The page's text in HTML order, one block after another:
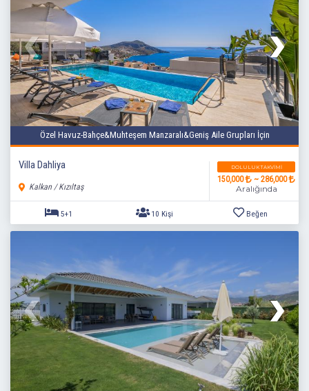
5+1 Beğen
3+1 6 Kişi Beğen
Özel Havuz-Bahçe&Muhteşem Manzaralı&Geniş Aile Grupları İçin
Villa Dahliya
Kalkan / Kızıltaş
DOLULUK TAKVIMI
150,000 ~ 286,000
Aralığında